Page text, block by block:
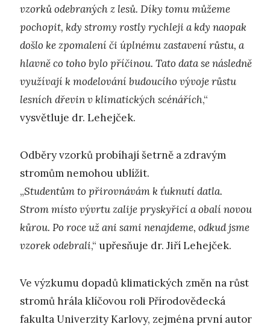
vzorků odebraných z lesů. Díky tomu můžeme
pochopit, kdy stromy rostly rychleji a kdy naopak
došlo ke zpomalení či úplnému zastavení růstu, a
hlavně co toho bylo příčinou. Tato data se následně
využívají k modelování budoucího vývoje růstu
lesních dřevin v klimatických scénářích,“
vysvětluje dr. Lehejček.
Odběry vzorků probíhají šetrně a zdravým
stromům nemohou ublížit.
„Studentům to přirovnávám k ťuknutí datla.
Strom místo vývrtu zalije pryskyřicí a obalí novou
kůrou. Po roce už ani sami nenajdeme, odkud jsme
vzorek odebrali,“ upřesňuje dr. Jiří Lehejček.
Ve výzkumu dopadů klimatických změn na růst
stromů hrála klíčovou roli Přírodovědecká
fakulta Univerzity Karlovy, zejména první autor